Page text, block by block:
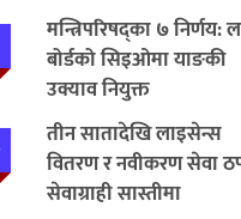
मन्त्रिपरिषद्का ७ निर्णय:
बोर्डको सिइओमा याङकी
उक्याव नियुक्त
तीन सातादेखि लाइसेन्स
वितरण र नवीकरण सेवा
सेवाग्राही सास्तीमा